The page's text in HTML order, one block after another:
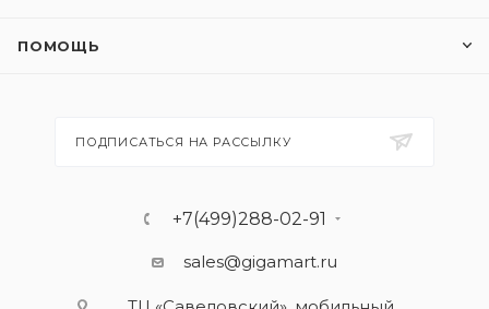
ПОМОЩЬ
ПОДПИСАТЬСЯ НА РАССЫЛКУ
+7(499)288-02-91
sales@gigamart.ru